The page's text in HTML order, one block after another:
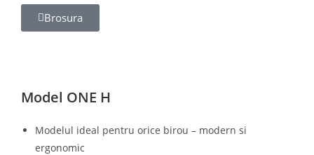
Brosura
Model ONE H
Modelul ideal pentru orice birou – modern si
ergonomic